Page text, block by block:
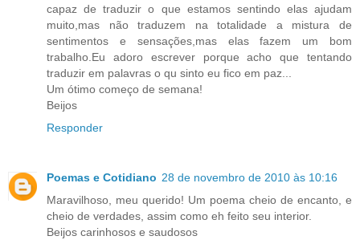
capaz de traduzir o que estamos sentindo elas ajudam
muito,mas não traduzem na totalidade a mistura de
sentimentos e sensações,mas elas fazem um bom
trabalho.Eu adoro escrever porque acho que tentando
traduzir em palavras o qu sinto eu fico em paz...
Um ótimo começo de semana!
Beijos
Responder
Poemas e Cotidiano 28 de novembro de 2010 às 10:16
Maravilhoso, meu querido! Um poema cheio de encanto, e
cheio de verdades, assim como eh feito seu interior.
Beijos carinhosos e saudosos